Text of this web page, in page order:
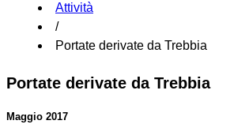
Attività
/
Portate derivate da Trebbia
Portate derivate da Trebbia
Maggio 2017